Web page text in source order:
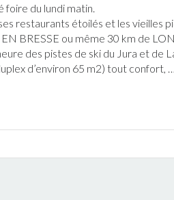
foire du lundi matin.
restaurants étoilés et les vieilles
BRESSE ou même 30 km de
des pistes de skidu Jura et de
d’environ 65 m2) tout confort, …